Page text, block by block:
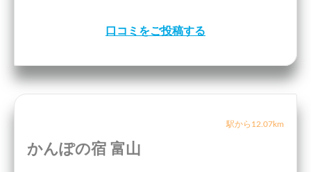
口コミをご投稿する
駅から12.07km
かんぽの宿 富山